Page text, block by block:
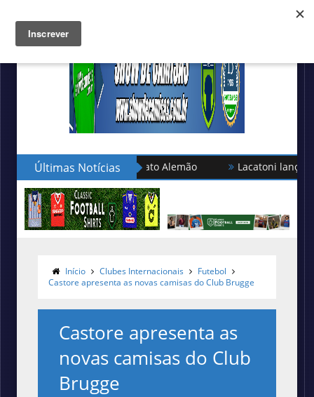
Últimas Notícias Lacatoni lança as novas
Início Clubes Internacionais
Futebol
Castore apresenta as novas camisas do Club Brugge
Castore apresenta as
novas camisas do Club
Brugge